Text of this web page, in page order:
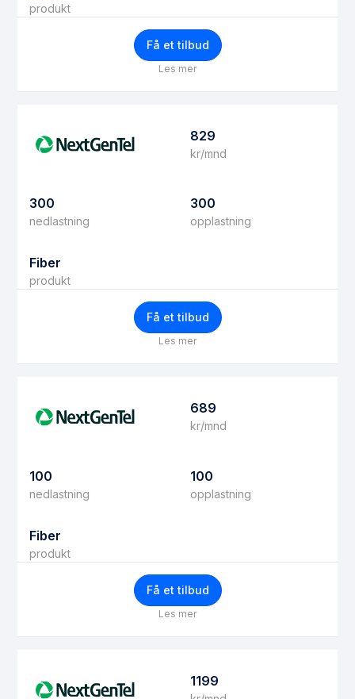
produkt
Få et tilbud
Les mer
829
kr/mnd
300
nedlastning
300
opplastning
Fiber
produkt
Få et tilbud
Les mer
689
kr/mnd
100
nedlastning
100
opplastning
Fiber
produkt
Få et tilbud
Les mer
1199